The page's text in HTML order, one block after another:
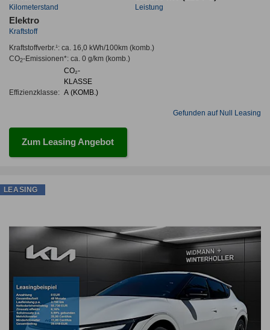
Kilometerstand Leistung
Elektro
Kraftstoff
Kraftstoffverbr.¹: ca. 16,0 kWh/100km(komb.)
CO2-Emissionen*: ca. 0 g/km(komb.)
Effizienzklasse:
CO₂-
KLASSE
A (KOMB.)
Gefunden auf Null Leasing
Zum Leasing Angebot
LEASING